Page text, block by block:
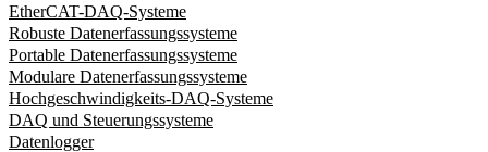
EtherCAT-DAQ-Systeme
Robuste Datenerfassungssysteme
Portable Datenerfassungssysteme
Modulare Datenerfassungssysteme
Hochgeschwindigkeits-DAQ-Systeme
DAQ und Steuerungssysteme
Datenlogger